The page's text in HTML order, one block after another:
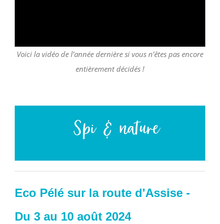
Voici la vidéo de l’année dernière si vous n’êtes pas encore
entièrement décidés !
Spi & nature
Eco Pélé sur la route d'Assise -
Du 3 au 10 août 2024